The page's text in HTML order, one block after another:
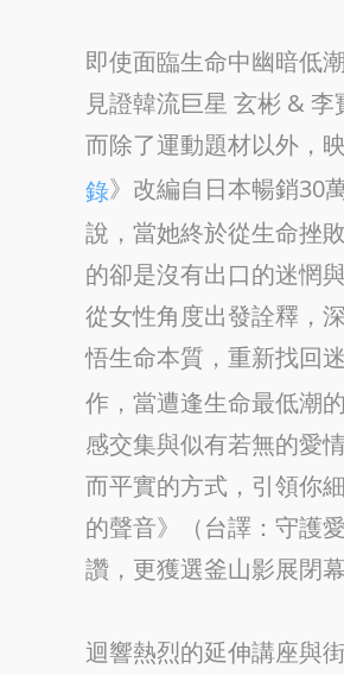
即使面臨生命中幽暗低
見證韓流巨星 玄彬 &
而除了運動題材以外，
錄》改編自日本暢銷30
說，當她終於從生命挫
的卻是沒有出口的迷惘
從女性角度出發詮釋，
悟生命本質，重新找回
作，當遭逢生命最低潮
感交集與似有若無的愛
而平實的方式，引領你
的聲音》（台譯：守護
讚，更獲選釜山影展閉幕
迴響熱烈的延伸講座與